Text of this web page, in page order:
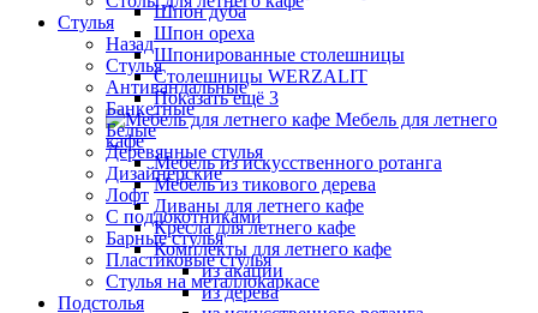
Шпон дуба
Шпон ореха
Шпонированные столешницы
Столешницы WERZALIT
Показать ещё 3
Мебель для летнего
кафе
Мебель из искусственного ротанга
Мебель из тикового дерева
Диваны для летнего кафе
Кресла для летнего кафе
Комплекты для летнего кафе
из акации
из дерева
Стулья
Назад
Стулья
Антивандальные
Банкетные
Белые
Деревянные стулья
Дизайнерские
Лофт
С подлокотниками
Барные стулья
Пластиковые стулья
Стулья на металлокаркасе
Подстолья